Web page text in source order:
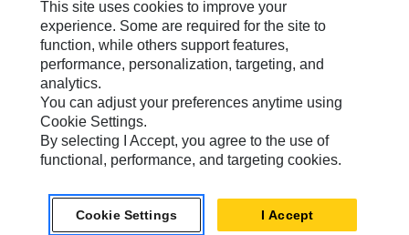
Mes Préférences Marketing
Plan Du Site
Cookie Settings
Légales
Confidentialité
Europe - Français© 2026 Caterpillar. Tous droits réservés.
This site uses cookies to improve your
experience. Some are required for the site to
function, while others support features,
performance, personalization, targeting, and
analytics.
You can adjust your preferences anytime using
Cookie Settings.
By selecting I Accept, you agree to the use of
functional, performance, and targeting cookies.
Cookie Settings I Accept